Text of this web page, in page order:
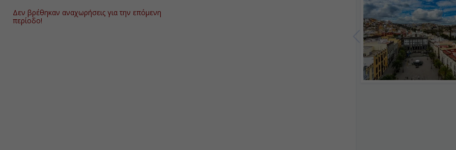
Δεν βρέθηκαν αναχωρήσεις για την επόμενη
περίοδο!